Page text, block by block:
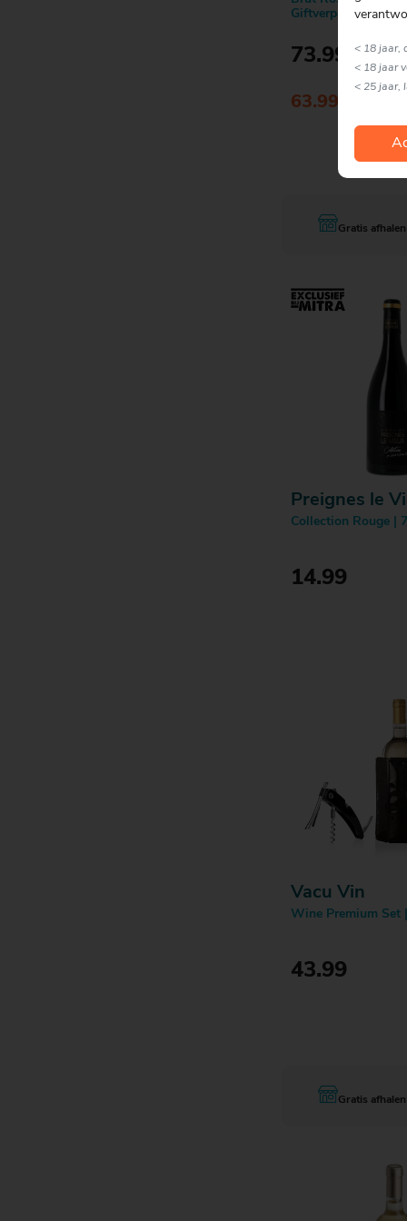
Giftverpakking | 75
73.99
63.99
Gratis afhalen
Preignes le
Collection Rouge |
14.99
Vacu Vin
Wine Premium Set
43.99
Gratis afhalen
< 18 jaar,
< 18 jaar
< 25 jaar,